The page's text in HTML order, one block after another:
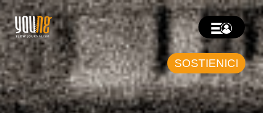
SOSTIENICI